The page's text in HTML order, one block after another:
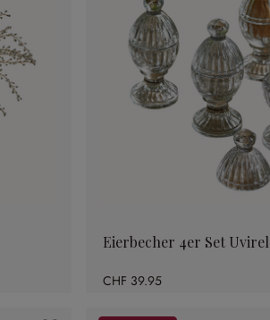
Eierbecher 4er Set Uvirel
CHF 39.95